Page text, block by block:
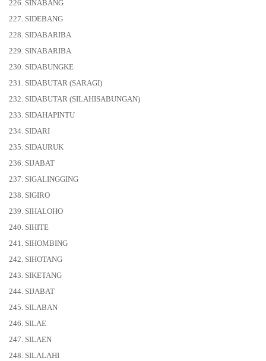
226. SINABANG
227. SIDEBANG
228. SIDABARIBA
229. SINABARIBA
230. SIDABUNGKE
231. SIDABUTAR (SARAGI)
232. SIDABUTAR (SILAHISABUNGAN)
233. SIDAHAPINTU
234. SIDARI
235. SIDAURUK
236. SIJABAT
237. SIGALINGGING
238. SIGIRO
239. SIHALOHO
240. SIHITE
241. SIHOMBING
242. SIHOTANG
243. SIKETANG
244. SIJABAT
245. SILABAN
246. SILAE
247. SILAEN
248. SILALAHI